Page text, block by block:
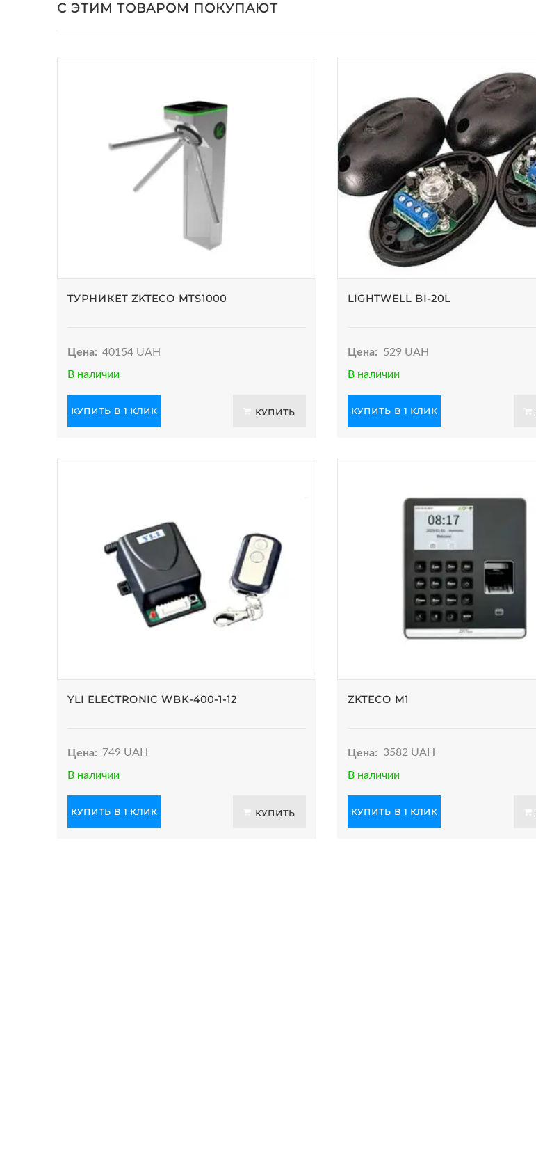
С ЭТИМ ТОВАРОМ ПОКУПАЮТ
ТУРНИКЕТ ZKTECO MTS1000
Цена: 40154 UAH
В наличии
КУПИТЬ В 1 КЛИК КУПИТЬ
LIGHTWELL BI-20L
Цена:
529 UAH
В наличии
КУПИТЬ В 1 КЛИК
YLI ELECTRONIC WBK-400-1-12
Цена: 749 UAH
В наличии
КУПИТЬ В 1 КЛИК КУПИТЬ
ZKTECO M1
Цена:
3582 UAH
В наличии
КУПИТЬ В 1 КЛИК